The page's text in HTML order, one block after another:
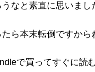
なと素直に思いまし
ら本末転倒ですから
で買ってすぐに読